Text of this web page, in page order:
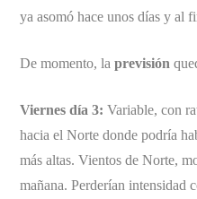
ya asomó hace unos días y al
De momento, laprevisión
Viernes día 3: Variable, con
hacia el Norte donde podría
más altas. Vientos de Norte,
mañana. Perderían intensidad